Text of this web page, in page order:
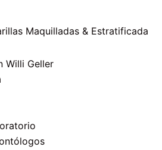
Carillas Maquilladas
Willi Geller